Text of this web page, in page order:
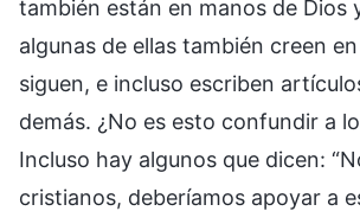
también están en manos de Dios
algunas de ellas también creen
siguen, e incluso escriben
demás. ¿No es esto confundir a
Incluso hay algunos que dicen:
cristianos, deberíamos apoyar a